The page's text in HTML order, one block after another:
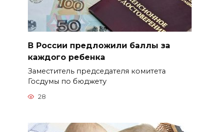
В России предложили баллы за
каждого ребенка
Заместитель председателя комитета
Госдумы по бюджету
28